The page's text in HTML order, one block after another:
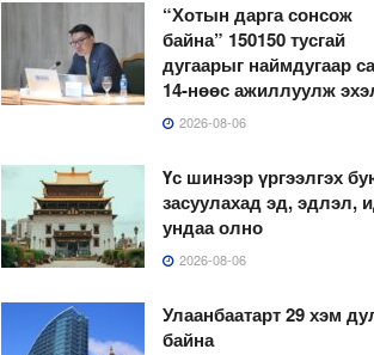
“Хотын дарга сонсож
байна” 150150 тусгай
дугаарыг наймдугаар
14-нөөс ажиллуулж
2026-08-06
Үс шинээр үргээлгэх
засуулахад эд, эдлэл,
ундаа олно
2026-08-06
Улаанбаатарт 29 хэм
байна